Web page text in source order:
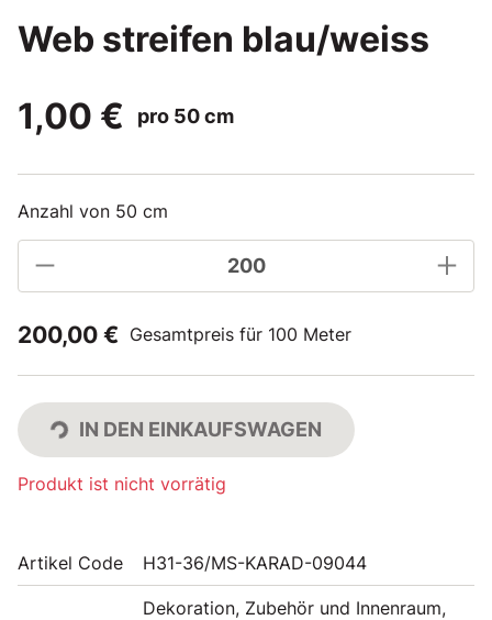
Web streifen blau/weiss
1,00 €
pro 50 cm
Anzahl von 50 cm
200,00 € Gesamtpreis für 100 Meter
IN DEN EINKAUFSWAGEN
Produkt ist nicht vorrätig
Artikel Code H31-36/MS-KARAD-09044
Dekoration, Zubehör und Innenraum,